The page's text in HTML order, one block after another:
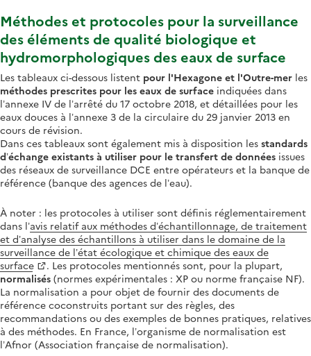
Méthodes et protocoles pour la surveillance
des éléments de qualité biologique et
hydromorphologiques des eaux de surface
Les tableaux ci-dessous listent pour l'Hexagone et l'Outre-mer les
méthodes prescrites pour les eaux de surface indiquées dans
l’annexe IV de l’arrêté du 17 octobre 2018, et détaillées pour les
eaux douces à l’annexe 3 de la circulaire du 29 janvier 2013 en
cours de révision.
Dans ces tableaux sont également mis à disposition les standards
d’échange existants à utiliser pour le transfert de données issues
des réseaux de surveillance DCE entre opérateurs et la banque de
référence (banque des agences de l’eau).
À noter : les protocoles à utiliser sont définis réglementairement
dans l’avis relatif aux méthodes d’échantillonnage, de traitement
et d’analyse des échantillons à utiliser dans le domaine de la
surveillance de l’état écologique et chimique des eaux de
surface
. Les protocoles mentionnés sont, pour la plupart,
normalisés (normes expérimentales : XP ou norme française NF).
La normalisation a pour objet de fournir des documents de
référence coconstruits portant sur des règles, des
recommandations ou des exemples de bonnes pratiques, relatives
à des méthodes. En France, l’organisme de normalisation est
l’Afnor (Association française de normalisation).